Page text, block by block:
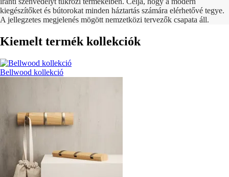
kiegészítőket és bútorokat minden háztartás számára elérhetővé tegye.
A jellegzetes megjelenés mögött nemzetközi tervezők csapata áll.
Kiemelt termék kollekciók
Bellwood kollekció